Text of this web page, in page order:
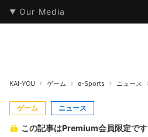
Our Media
本・文芸 情報化社会
KAI-YOU ゲーム e-Sports ニュース
ゲーム ニュース
この記事はPremium会員限定です